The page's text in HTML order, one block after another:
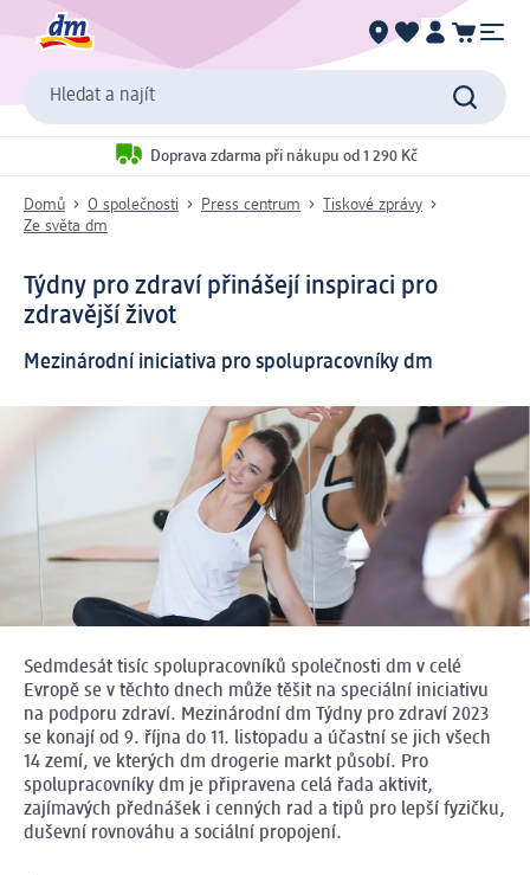
Hledat a najít
Doprava zdarma při nákupu od 1 290 Kč
Domů O společnosti Press centrum
Tiskové zprávy
Ze světa dm
Týdny pro zdraví přinášejí inspiraci pro
zdravější život
Mezinárodní iniciativa pro spolupracovníky dm
Sedmdesát tisíc spolupracovníků společnosti dm v celé
Evropě se v těchto dnech může těšit na speciální iniciativu
na podporu zdraví. Mezinárodní dm Týdny pro zdraví 2023
se konají od 9. října do 11. listopadu a účastní se jich všech
14 zemí, ve kterých dm drogerie markt působí. Pro
spolupracovníky dm je připravena celá řada aktivit,
zajímavých přednášek i cenných rad a tipů pro lepší fyzičku,
duševní rovnováhu a sociální propojení.